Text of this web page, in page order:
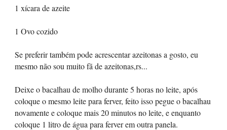
1 xícara de azeite
1 Ovo cozido
Se preferir também pode acrescentar azeitonas a gosto, eu
mesmo não sou muito fã de azeitonas,rs...
Deixe o bacalhau de molho durante 5 horas no leite, após
coloque o mesmo leite para ferver, feito isso pegue o bacalhau
novamente e coloque mais 20 minutos no leite, e enquanto
coloque 1 litro de água para ferver em outra panela.